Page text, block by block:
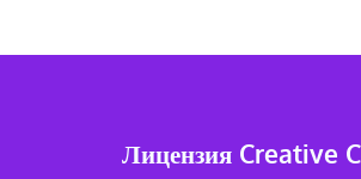
Лицензия Creative